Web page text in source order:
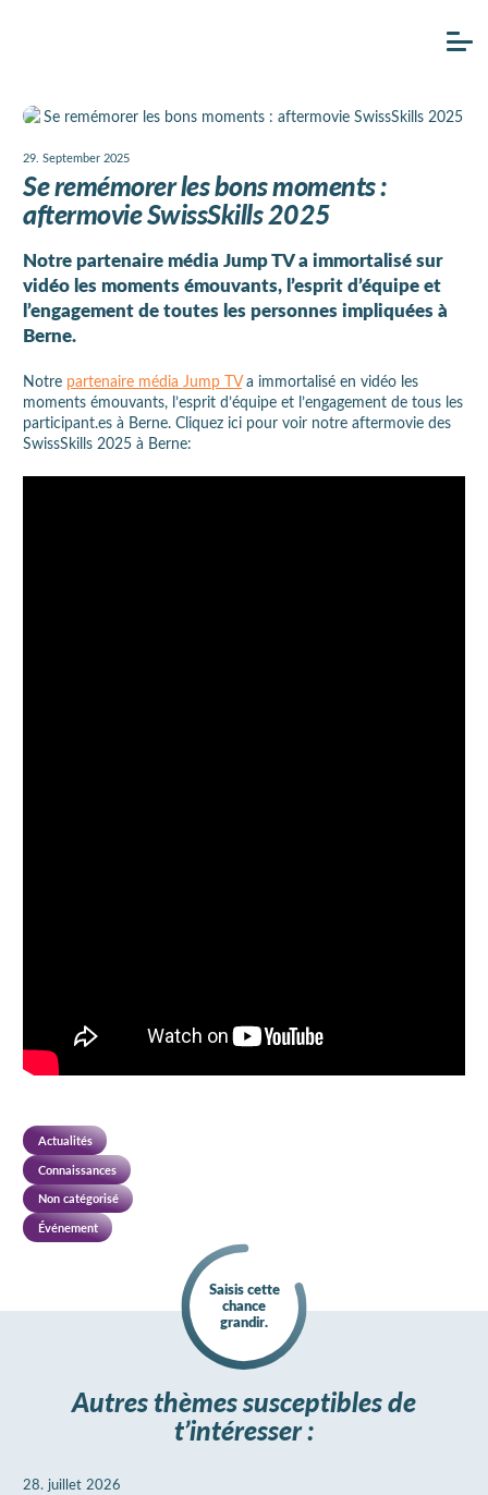
29. September 2025
Se remémorer les bons moments :
aftermovie SwissSkills 2025
Notre partenaire média Jump TV a immortalisé sur
vidéo les moments émouvants, l’esprit d’équipe et
l’engagement de toutes les personnes impliquées à
Berne.
Notre partenaire média Jump TVa immortalisé en vidéo les
moments émouvants, l’esprit d’équipe et l’engagement de tous les
participant.es à Berne. Cliquez ici pour voir notre aftermovie des
SwissSkills 2025 à Berne:
Actualités
Connaissances
Non catégorisé
Événement
Saisis cette
chance
grandir.
Autres thèmes susceptibles de
t’intéresser :
28. juillet 2026